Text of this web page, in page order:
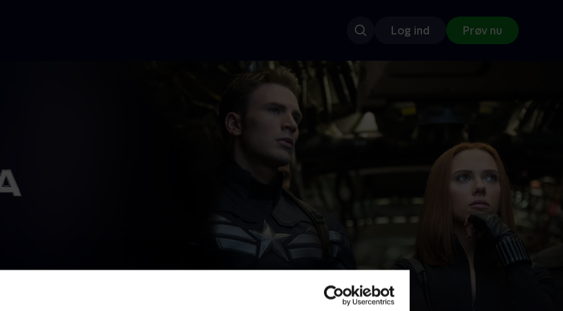
Log ind Prøv nu